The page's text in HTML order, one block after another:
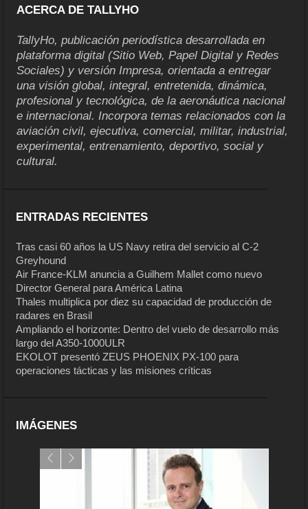
ACERCA DE TALLYHO
TallyHo, publicación periodística desarrollada en
plataforma digital (Sitio Web, Papel Digital y Redes
Sociales) y versión Impresa, orientada a entregar
una visión global, integral, entretenida, dinámica,
profesional y tecnológica, de la aeronáutica nacional
e internacional. Incorpora temas relacionados con la
aviación civil, ejecutiva, comercial, militar, industrial,
experimental, entrenamiento, deportivo, social y
cultural.
ENTRADAS RECIENTES
Tras casi 60 años la US Navy retira del servicio al C-2
Greyhound
Air France-KLM anuncia a Guilhem Mallet como nuevo
Director General para América Latina
Thales multiplica por diez su capacidad de producción de
radares en Brasil
Ampliando el horizonte: Dentro del vuelo de desarrollo más
largo del A350-1000ULR
EKOLOT presentó ZEUS PHOENIX PX-100 para
operaciones tácticas y las misiones críticas
IMÁGENES